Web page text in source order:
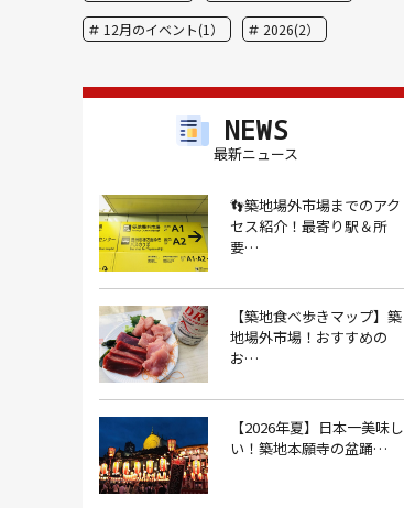
12月のイベント(1） 2026(2）
アイスクリーム(1）
あごだし(1） アジフライ(1）
アド街(3）
アパート探し(1） アルバイト(1）
アンテナショップ(1） あんぱん(1）
あんみつ(4）
イタリアン(6） イタリアンバル(1）
イタリアンレストラン(1）
NEWS
最新ニュース
👣築地場外市場までのアク
セス紹介！最寄り駅＆所
要…
【築地食べ歩きマップ】築
地場外市場！おすすめの
お…
【2026年夏】日本一美味し
い！築地本願寺の盆踊…